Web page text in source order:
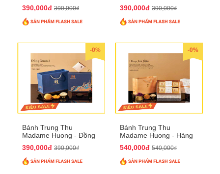
390,000đ 390,000₫ 390,000đ 390,000₫
-0%
Bánh Trung Thu
Madame Huong - Đồng
390,000đ 390,000₫
-0%
Bánh Trung Thu
Madame Huong - Hàng
540,000đ 540,000₫